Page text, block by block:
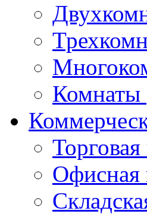
Комнаты
Офисная